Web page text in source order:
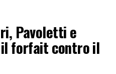
Pavoletti e
il forfait contro il